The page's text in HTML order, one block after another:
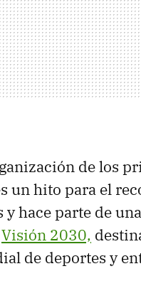
de los
un hito para el
hace parte de
Visión 2030,
de deportes y